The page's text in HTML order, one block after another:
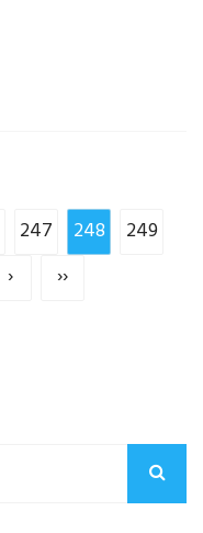
247 248
249
› ››